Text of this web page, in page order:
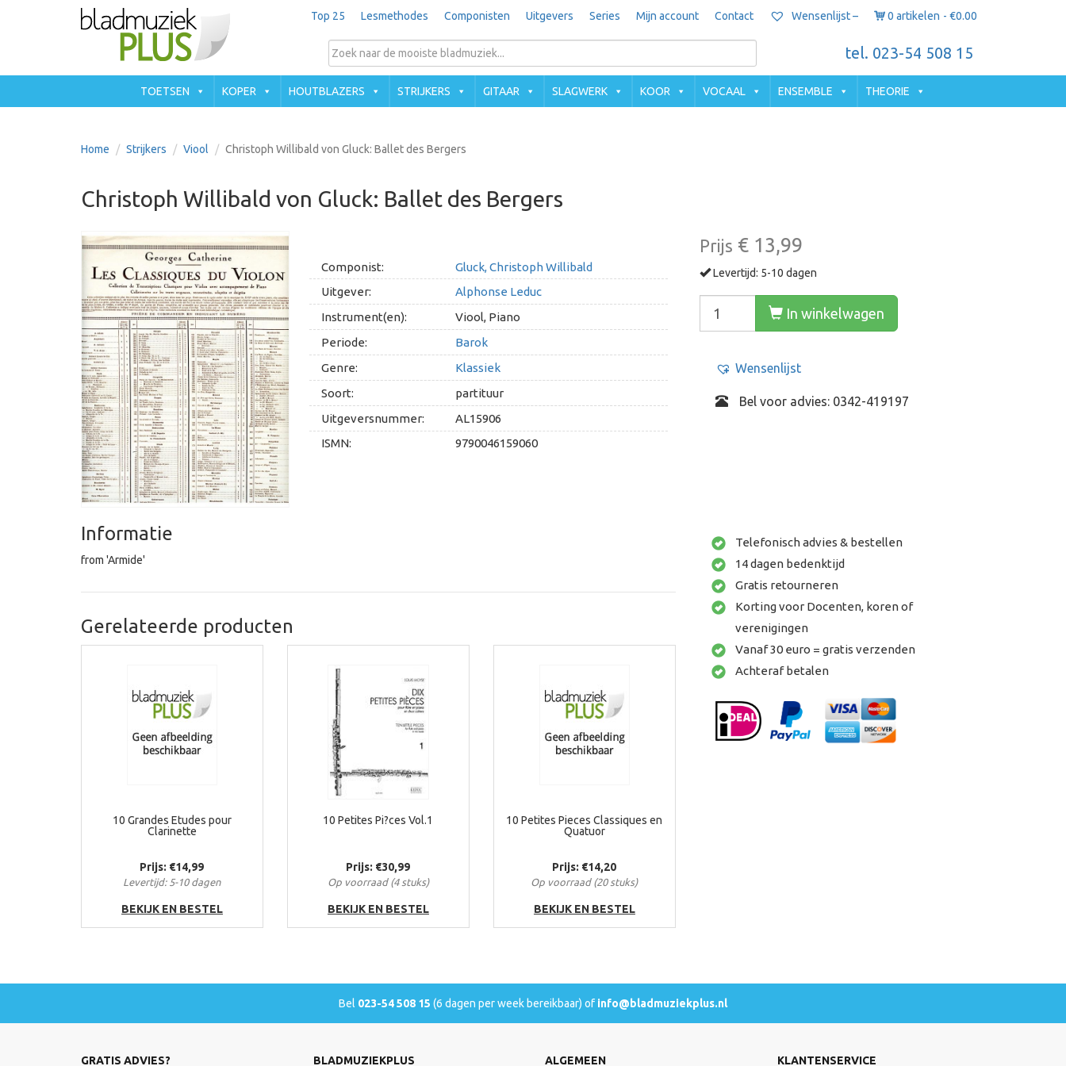
Top 25 Lesmethodes Componisten Uitgevers Series Mijn account Contact Wensenlijst – 0 artikelen €0.00
tel. 023-54 508 15
TOETSEN KOPER HOUTBLAZERS STRIJKERS GITAAR SLAGWERK KOOR VOCAAL ENSEMBLE THEORIE
Home Strijkers Viool Christoph Willibald von Gluck: Ballet des Bergers
Christoph Willibald von Gluck: Ballet des Bergers
Componist:
Gluck, Christoph Willibald
Uitgever:
Alphonse Leduc
Instrument(en):
Viool, Piano
Periode:
Barok
Genre:
Klassiek
Soort:
partituur
Uitgeversnummer:
AL15906
ISMN:
9790046159060
Prijs € 13,99
Levertijd: 5-10 dagen
In winkelwagen
Wensenlijst
Bel voor advies: 0342-419197
Informatie
from 'Armide'
Gerelateerde producten
10 Grandes Etudes pour
Clarinette
Prijs: €14,99
Levertijd: 5-10 dagen
BEKIJK EN BESTEL
10 Petites Pi?ces Vol.1
Prijs: €30,99
Op voorraad (4 stuks)
BEKIJK EN BESTEL
10 Petites Pieces Classiques en
Quatuor
Prijs: €14,20
Op voorraad (20 stuks)
BEKIJK EN BESTEL
Telefonisch advies & bestellen
14 dagen bedenktijd
Gratis retourneren
Korting voor Docenten, koren of
verenigingen
Vanaf 30 euro = gratis verzenden
Achteraf betalen
Bel 023-54 508 15 (6 dagen per week bereikbaar) of info@bladmuziekplus.nl
GRATIS ADVIES? BLADMUZIEKPLUS ALGEMEEN KLANTENSERVICE